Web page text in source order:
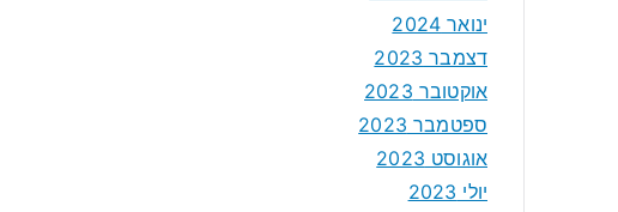
ינואר 2024
דצמבר 2023
אוקטובר 2023
ספטמבר 2023
אוגוסט 2023
יולי 2023